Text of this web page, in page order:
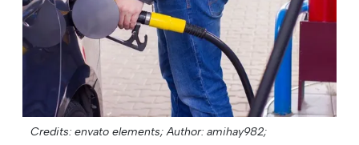
Credits: envato elements; Author: amihay982;